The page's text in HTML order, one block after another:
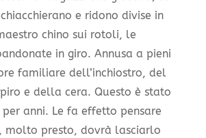
e ridono divise in
chino sui rotoli, le
in giro. Annusa a pieni
familiare dell’inchiostro, del
e della cera. Questo è stato
anni. Le fa effetto pensare
molto presto, dovrà lasciarlo